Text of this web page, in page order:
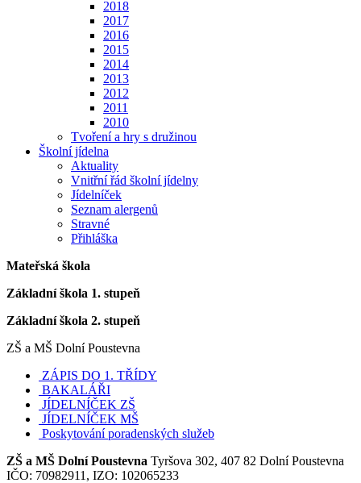
2018
2017
2016
2015
2014
2013
2012
2011
2010
Tvoření a hry s družinou
Školní jídelna
Aktuality
Vnitřní řád školní jídelny
Jídelníček
Seznam alergenů
Stravné
Přihláška
Mateřská škola
Základní škola 1. stupeň
Základní škola 2. stupeň
ZŠ a MŠ Dolní Poustevna
ZÁPIS DO 1. TŘÍDY
BAKALÁŘI
JÍDELNÍČEK ZŠ
JÍDELNÍČEK MŠ
Poskytování poradenských služeb
ZŠ a MŠ Dolní Poustevna Tyršova 302, 407 82 Dolní Poustevna
IČO: 70982911, IZO: 102065233